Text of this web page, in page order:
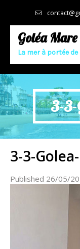
Goléa Mare
La mer à portée
3-3-
3-3-
Published 26/05/